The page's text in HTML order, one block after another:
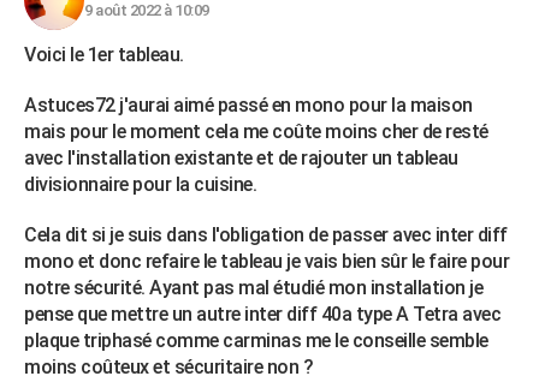
9 août 2022 à 10:09
Voici le 1er tableau.
Astuces72 j'aurai aimé passé en mono pour la maison
mais pour le moment cela me coûte moins cher de resté
avec l'installation existante et de rajouter un tableau
divisionnaire pour la cuisine.
Cela dit si je suis dans l'obligation de passer avec inter diff
mono et donc refaire le tableau je vais bien sûr le faire pour
notre sécurité. Ayant pas mal étudié mon installation je
pense que mettre un autre inter diff 40a type A Tetra avec
plaque triphasé comme carminas me le conseille semble
moins coûteux et sécuritaire non ?